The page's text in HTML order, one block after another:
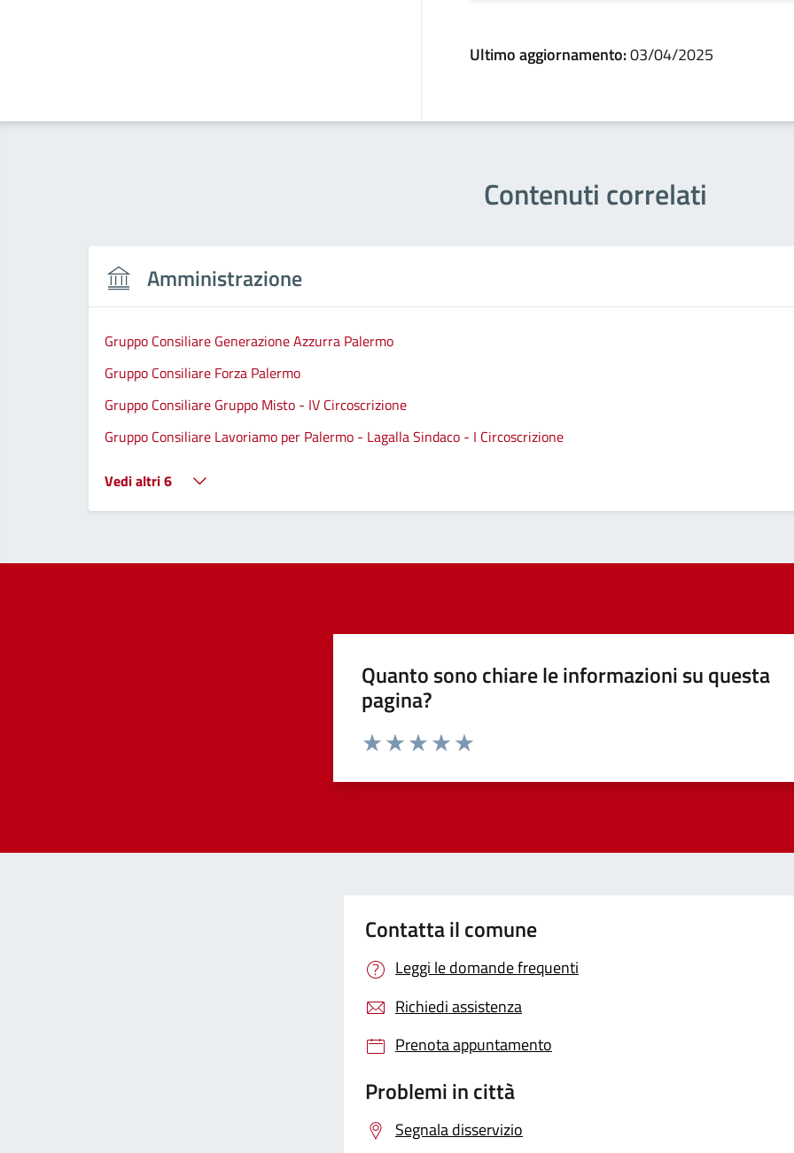
Ultimo aggiornamento:03/04/2025
Contenuti correlati
Amministrazione
Gruppo Consiliare Generazione Azzurra Palermo
Gruppo Consiliare Forza Palermo
Gruppo Consiliare Gruppo Misto - IV Circoscrizione
Gruppo Consiliare Lavoriamo per Palermo - Lagalla Sindaco - I Circoscrizione
Vedi altri 6
Quanto sono chiare le informazioni su questa
pagina?
Contatta il comune
Leggi le domande frequenti
Richiedi assistenza
Prenota appuntamento
Problemi in città
Segnala disservizio